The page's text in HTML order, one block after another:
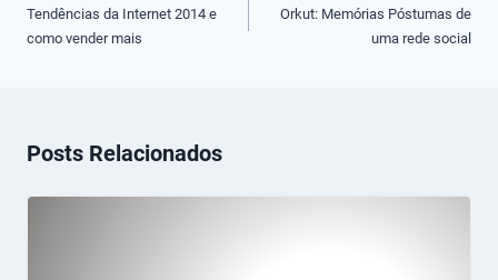
de
Post
Tendências da Internet 2014 e
como vender mais
Orkut: Memórias Póstumas de
uma rede social
Posts Relacionados